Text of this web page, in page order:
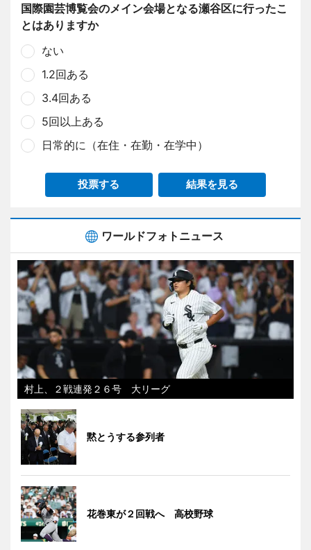
国際園芸博覧会のメイン会場となる瀬谷区に行ったこ
とはありますか
ない
1.2回ある
3.4回ある
5回以上ある
日常的に（在住・在勤・在学中）
投票する 結果を見る
ワールドフォトニュース
村上、２戦連発２６号 大リーグ
黙とうする参列者
花巻東が２回戦へ 高校野球